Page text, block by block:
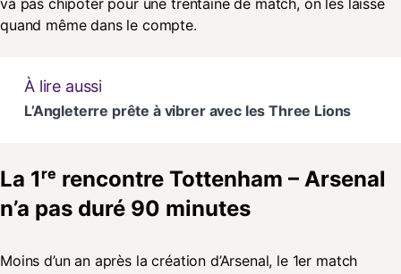
quand même dans le compte.
À lire aussi
L’Angleterre prête à vibrer avec les Three Lions
La 1ʳᵉ rencontre Tottenham – Arsenal
n’a pas duré 90 minutes
Moins d’un an après la création d’Arsenal, le 1er match